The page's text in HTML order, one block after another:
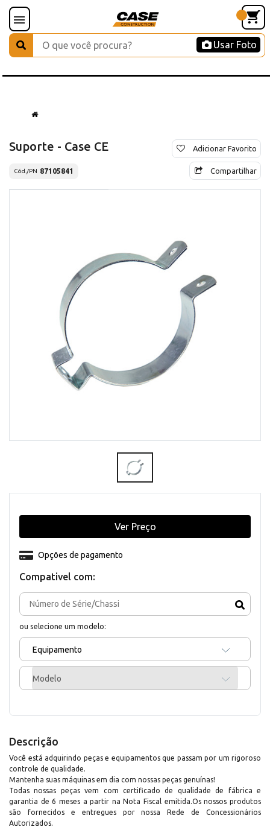
Usar Foto
Suporte - Case CE
Cód./PN 87105841
Adicionar Favorito
Compartilhar
Compativel com:
ou selecione um modelo:
Equipamento
Modelo
Opções de pagamento
Ver Preço
Descrição
Você está adquirindo peças e equipamentos que passam por um rigoroso
controle de qualidade.
Mantenha suas máquinas em dia com nossas peças genuínas!
Todas nossas peças vem com certificado de qualidade de fábrica e
garantia de 6 meses a partir na Nota Fiscal emitida.Os nossos produtos
são fornecidos e entregues por nossa Rede de Concessionários
Autorizados.